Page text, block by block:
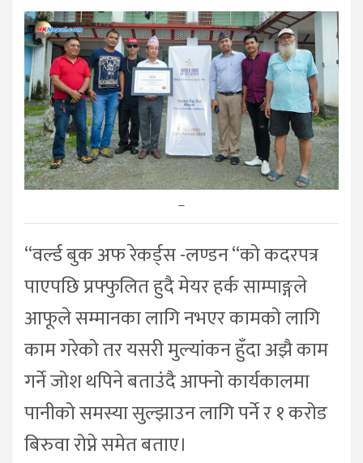
–
“वर्ल्ड बुक अफ रेकर्ड्स -लण्डन “को कदरपत्र
पाएपछि प्रफ्फुलित हुदै मेयर हर्क साम्पाङ्गले
आफूले सम्मानका लागि नभएर कामको लागि
काम गरेको तर यसरी मुल्यांकन हुँदा अझै काम
गर्ने जोश थपिने बताउंदै आफ्नो कार्यकालमा
पानीको समस्या सुल्झाउन लागि पर्ने र १ करोड
बिरुवा रोप्ने समेत बताए।